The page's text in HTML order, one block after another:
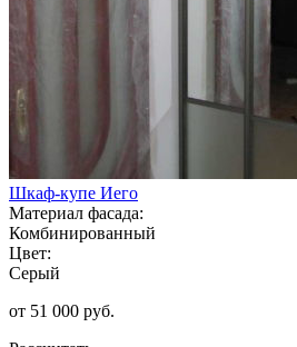
Шкаф-купе Иего
Материал фасада:
Комбинированный
Цвет:
Серый
от 51 000 руб.